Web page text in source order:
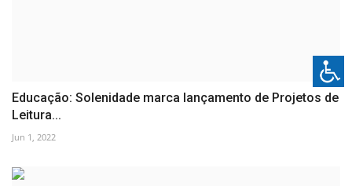
Educação: Solenidade marca lançamento de Projetos de
Leitura...
Jun 1, 2022